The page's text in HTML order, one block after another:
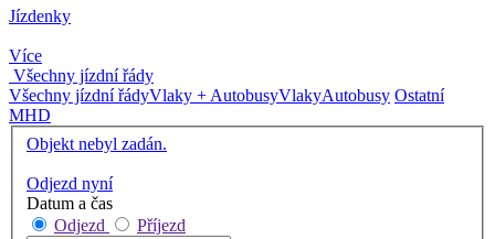
Jízdenky
Více
Všechny jízdní řády
Všechny jízdní řádyVlaky + AutobusyVlakyAutobusy Ostatní
MHD
Objekt nebyl zadán.
Odjezd nyní
Datum a čas
Odjezd
Příjezd